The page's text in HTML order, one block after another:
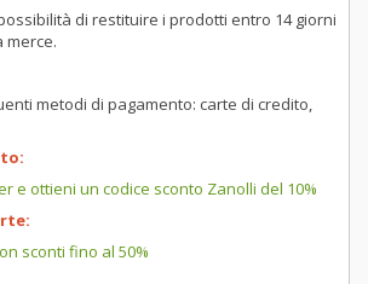
di restituire i prodotti entro 14 giorni
merce.
metodi di pagamento: carte di credito,
e ottieni un codice sconto Zanolli del 10%
sconti fino al 50%